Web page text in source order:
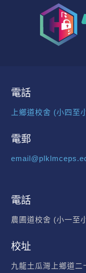
電話
上鄉道校舍 (小四至
電郵
電話
農圃道校舍 (小一至
校址
九龍土瓜灣上鄉道二